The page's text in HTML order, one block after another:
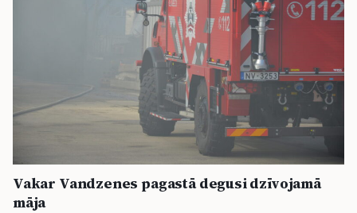
Vakar Vandzenes pagastā degusi dzīvojamā
māja